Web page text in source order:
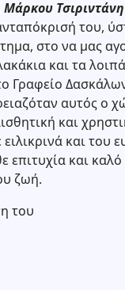
Τσιριντάνη
του,
στο να μας
και τα
Γραφείο
αυτός ο
και
και του
επιτυχία και καλό
ζωή.
του